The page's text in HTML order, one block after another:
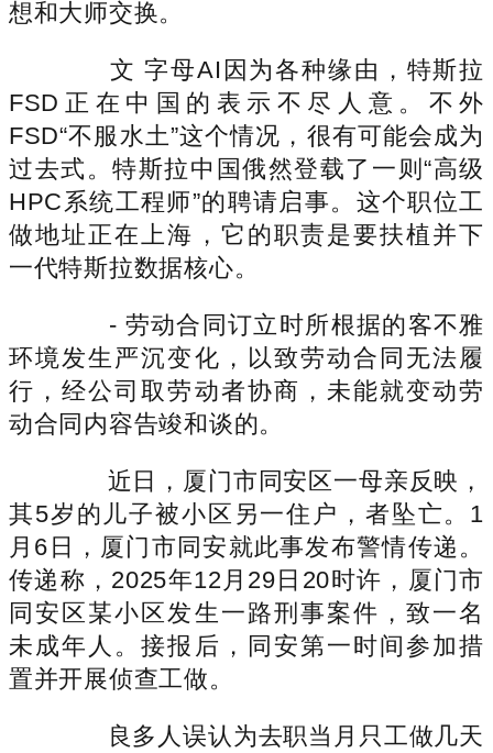
想和大师交换。
文 字母AI因为各种缘由，特斯拉
FSD正在中国的表示不尽人意。不外
FSD“不服水土”这个情况，很有可能会成为
过去式。特斯拉中国俄然登载了一则“高级
HPC系统工程师”的聘请启事。这个职位工
做地址正在上海，它的职责是要扶植并下
一代特斯拉数据核心。
- 劳动合同订立时所根据的客不雅
环境发生严沉变化，以致劳动合同无法履
行，经公司取劳动者协商，未能就变动劳
动合同内容告竣和谈的。
近日，厦门市同安区一母亲反映，
其5岁的儿子被小区另一住户，者坠亡。1
月6日，厦门市同安就此事发布警情传递。
传递称，2025年12月29日20时许，厦门市
同安区某小区发生一路刑事案件，致一名
未成年人。接报后，同安第一时间参加措
置并开展侦查工做。
良多人误认为去职当月只工做几天